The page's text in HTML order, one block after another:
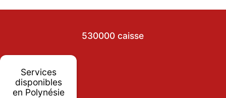
530000 caisse
Services
disponibles
en Polynésie